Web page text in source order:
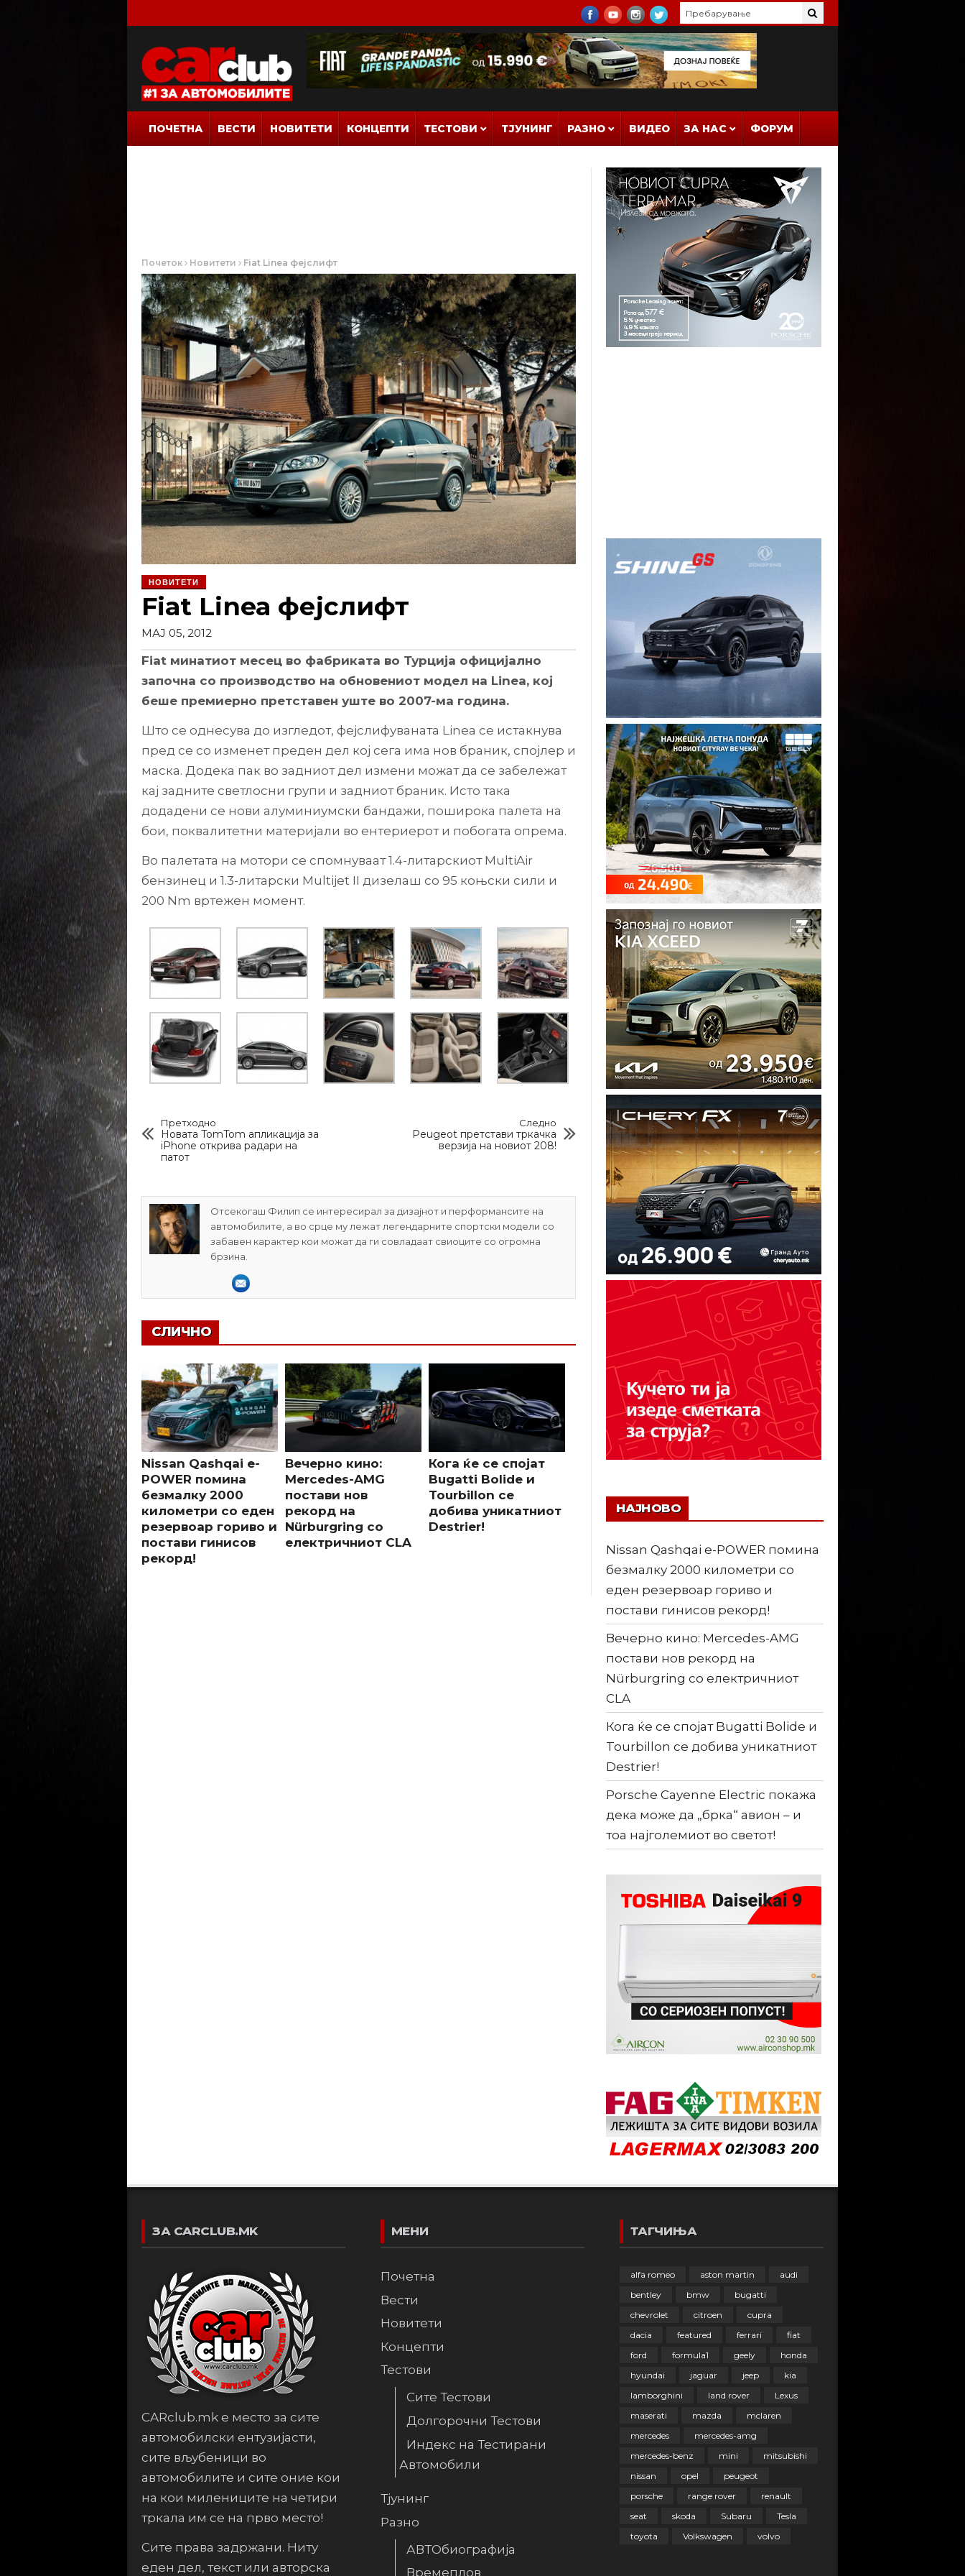
ПОЧЕТНА ВЕСТИ НОВИТЕТИ КОНЦЕПТИ ТЕСТОВИ ТЈУНИНГ РАЗНО ВИДЕО ЗА НАС ФОРУМ
Почеток Новитети Fiat Linea фејслифт
НОВИТЕТИ
Fiat Linea фејслифт
МАЈ 05, 2012
Fiat минатиот месец во фабриката во Турција официјално
започна со производство на обновениот модел на Linea, кој
беше премиерно претставен уште во 2007-ма година.
Што се однесува до изгледот, фејслифуваната Linea се истакнува
пред се со изменет преден дел кој сега има нов браник, спојлер и
маска. Додека пак во задниот дел измени можат да се забележат
кај задните светлосни групи и задниот браник. Исто така
додадени се нови алуминиумски бандажи, поширока палета на
бои, поквалитетни материјали во ентериерот и побогата опрема.
Во палетата на мотори се спомнуваат 1.4-литарскиот MultiAir
бензинец и 1.3-литарски Multijet II дизелаш со 95 коњски сили и
200 Nm вртежен момент.
Претходно
Новата TomTom апликација за
iPhone открива радари на
патот
Следно
Peugeot претстави тркачка
верзија на новиот 208!
Отсекогаш Филип се интересирал за дизајнот и перформансите на
автомобилите, а во срце му лежат легендарните спортски модели со
забавен карактер кои можат да ги совладаат свиоците со огромна
брзина.
СЛИЧНО
Nissan Qashqai e-
POWER помина
безмалку 2000
километри со еден
резервоар гориво и
постави гинисов
рекорд!
Вечерно кино:
Mercedes-AMG
постави нов
рекорд на
Nürburgring со
електричниот CLA
Кога ќе се спојат
Bugatti Bolide и
Tourbillon се
добива уникатниот
Destrier!
НАЈНОВО
Nissan Qashqai e-POWER помина
безмалку 2000 километри со
еден резервоар гориво и
постави гинисов рекорд!
Вечерно кино: Mercedes-AMG
постави нов рекорд на
Nürburgring со електричниот
CLA
Кога ќе се спојат Bugatti Bolide и
Tourbillon се добива уникатниот
Destrier!
Porsche Cayenne Electric покажа
дека може да „брка“ авион – и
тоа најголемиот во светот!
ЗА CARCLUB.MK
CARclub.mk е место за сите
автомобилски ентузијасти,
сите вљубеници во
автомобилите и сите оние кои
на кои милениците на четири
тркала им се на прво место!
Сите права задржани. Ниту
еден дел, текст или авторска
МЕНИ
Почетна
Вести
Новитети
Концепти
Тестови
Сите Тестови
Долгорочни Тестови
Индекс на Тестирани
Автомобили
Тјунинг
Разно
АВТОбиографија
Времеплов
ТАГЧИЊА
alfa romeo aston martin
audi
bentley
bmw
bugatti
chevrolet
citroen
cupra
dacia
featured ferrari
fiat
ford
formula1 geely
honda
hyundai
jaguar jeep
kia
lamborghini
land rover
Lexus
maserati
mazda
mclaren
mercedes
mercedes-amg
mercedes-benz
mini
mitsubishi
nissan
opel
peugeot
porsche
range rover
renault
seat
skoda Subaru
Tesla
toyota
Volkswagen volvo